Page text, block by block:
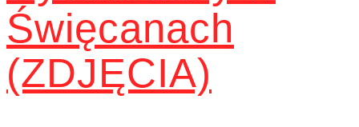
Święcanach
(ZDJĘCIA)